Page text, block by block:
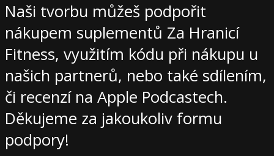
Naši tvorbu můžeš podpořit
nákupem suplementů Za Hranicí
Fitness, využitím kódu při nákupu u
našich partnerů, nebo také sdílením,
či recenzí na Apple Podcastech.
Děkujeme za jakoukoliv formu
podpory!